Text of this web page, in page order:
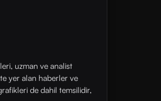
uzman ve analist
yer alan haberler ve
de dahil temsilidir,